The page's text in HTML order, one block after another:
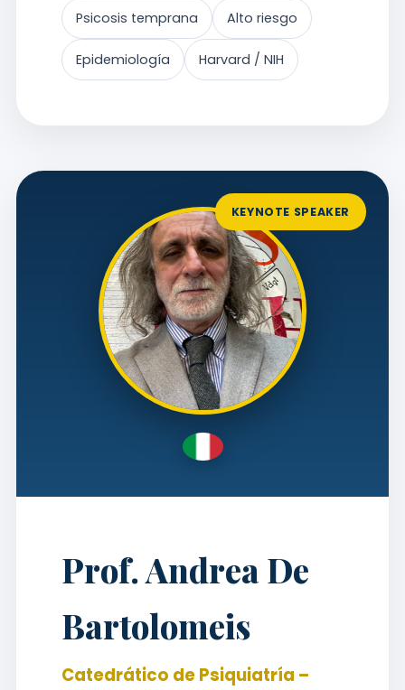
Psicosis temprana Alto riesgo
Epidemiología Harvard / NIH
KEYNOTE SPEAKER
Prof. Andrea De
Bartolomeis
Catedrático de Psiquiatría –